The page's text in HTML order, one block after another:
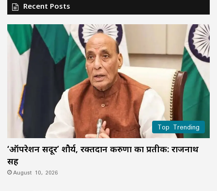
Recent Posts
Top Trending
‘ऑपरेशन सिंदूर’ शौर्य, रक्तदान करुणा का प्रतीक: राजनाथ
सिंह
August 10, 2026